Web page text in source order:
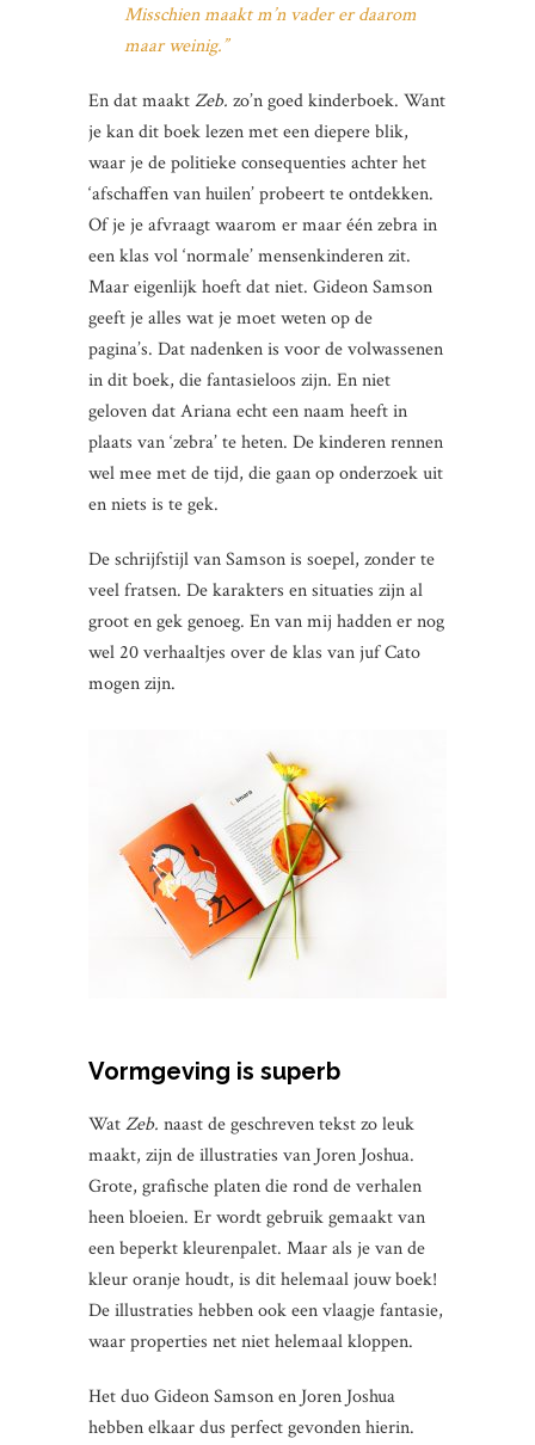
Misschien maakt m’n vader er daarom
maar weinig.”
En dat maaktZeb. zo’n goed kinderboek. Want
je kan dit boek lezen met een diepere blik,
waar je de politieke consequenties achter het
‘afschaffen van huilen’ probeert te ontdekken.
Of je je afvraagt waarom er maar één zebra in
een klas vol ‘normale’ mensenkinderen zit.
Maar eigenlijk hoeft dat niet. Gideon Samson
geeft je alles wat je moet weten op de
pagina’s. Dat nadenken is voor de volwassenen
in dit boek, die fantasieloos zijn. En niet
geloven dat Ariana echt een naam heeft in
plaats van ‘zebra’ te heten. De kinderen rennen
wel mee met de tijd, die gaan op onderzoek uit
en niets is te gek.
De schrijfstijl van Samson is soepel, zonder te
veel fratsen. De karakters en situaties zijn al
groot en gek genoeg. En van mij hadden er nog
wel 20 verhaaltjes over de klas van juf Cato
mogen zijn.
Vormgeving is superb
WatZeb. naast de geschreven tekst zo leuk
maakt, zijn de illustraties van Joren Joshua.
Grote, grafische platen die rond de verhalen
heen bloeien. Er wordt gebruik gemaakt van
een beperkt kleurenpalet. Maar als je van de
kleur oranje houdt, is dit helemaal jouw boek!
De illustraties hebben ook een vlaagje fantasie,
waar properties net niet helemaal kloppen.
Het duo Gideon Samson en Joren Joshua
hebben elkaar dus perfect gevonden hierin.